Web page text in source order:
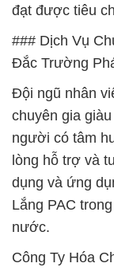
đạt được tiêu
### Dịch Vụ
Đắc Trường
Đội ngũ nhân
chuyên gia
người có tâm
lòng hỗ trợ và
dụng và ứng
Lắng PAC
nước.
Công Ty Hóa